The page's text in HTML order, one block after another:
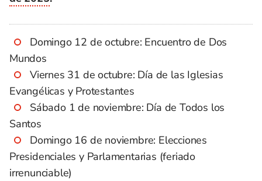
Domingo 12 de octubre: Encuentro de Dos
Mundos
Viernes 31 de octubre: Día de las Iglesias
Evangélicas y Protestantes
Sábado 1 de noviembre: Día de Todos los
Santos
Domingo 16 de noviembre: Elecciones
Presidenciales y Parlamentarias (feriado
irrenunciable)